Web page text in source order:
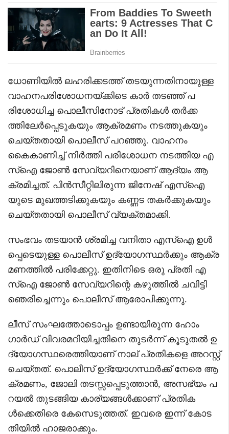
ധോണിയിൽ ലഹരിക്കടത്ത് തടയുന്നതിനായുള്ള
വാഹനപരിശോധനയ്ക്കിടെ കാർ തടഞ്ഞ് പ
രിശോധിച്ച പൊലീസിനോട് പ്രതികൾ തർക്ക
ത്തിലേർപ്പെടുകയും ആക്രമണം നടത്തുകയും
ചെയ്തതായി പൊലീസ് പറഞ്ഞു. വാഹനം
കൈകാണിച്ച് നിര്‍ത്തി പരിശോധന നടത്തിയ എ
സ്‌ഐ ജോണ്‍ സേവ്യറിനെയാണ് ആദ്യം ആ
ക്രമിച്ചത്. പിൻസീറ്റിലിരുന്ന ജിനേഷ് എസ്ഐ
യുടെ മുഖത്തടിക്കുകയും കണ്ണട തകർക്കുകയും
ചെയ്തതായി പൊലീസ് വ്യക്തമാക്കി.
സംഭവം തടയാൻ ശ്രമിച്ച വനിതാ എസ്ഐ ഉൾ
പ്പെടെയുള്ള പൊലീസ് ഉദ്യോഗസ്ഥർക്കും ആക്ര
മണത്തിൽ പരിക്കേറ്റു. ഇതിനിടെ ഒരു പ്രതി എ
സ്ഐ ജോൺ സേവ്യറിന്റെ കഴുത്തിൽ ചവിട്ടി
ഞെരിച്ചെന്നും പൊലീസ് ആരോപിക്കുന്നു.
ലീസ് സംഘത്തോടൊപ്പം ഉണ്ടായിരുന്ന ഹോം
ഗാര്‍ഡ് വിവരമറിയിച്ചതിനെ തുടര്‍ന്ന് കൂടുതല്‍ ഉ
ദ്യോഗസ്ഥരെത്തിയാണ് നാല് പ്രതികളെ അറസ്റ്റ്
ചെയ്തത്. പൊലീസ് ഉദ്യോഗസ്ഥര്‍ക്ക് നേരെ ആ
ക്രമണം, ജോലി തടസ്സപ്പെടുത്താന്‍, അസഭ്യം പ
റയല്‍ തുടങ്ങിയ കാര്യങ്ങള്‍ക്കാണ് പ്രതിക
ള്‍ക്കെതിരെ കേസെടുത്തത്. ഇവരെ ഇന്ന് കോട
തിയില്‍ ഹാജരാക്കും.